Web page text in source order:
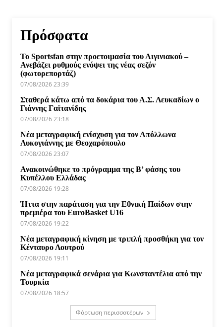
Πρόσφατα
Το Sportsfan στην προετοιμασία του Αιγινιακού –
Ανεβάζει ρυθμούς ενόψει της νέας σεζόν
(φωτορεπορτάζ)
07/08/2026 23:39
Σταθερά κάτω από τα δοκάρια του Α.Σ. Λευκαδίων ο
Γιάννης Γαϊτανίδης
07/08/2026 23:18
Νέα μεταγραφική ενίσχυση για τον Απόλλωνα
Λυκογιάννης με Θεοχαρόπουλο
07/08/2026 23:07
Ανακοινώθηκε το πρόγραμμα της Β’ φάσης του
Κυπέλλου Ελλάδας
07/08/2026 19:28
Ήττα στην παράταση για την Εθνική Παίδων στην
πρεμιέρα του EuroBasket U16
07/08/2026 19:22
Νέα μεταγραφική κίνηση με τριπλή προσθήκη για τον
Κένταυρο Λουτρού
07/08/2026 19:11
Νέα μεταγραφικά σενάρια για Κωνσταντέλια από την
Τουρκία
07/08/2026 18:57
Φόρτωση περισσοτέρων